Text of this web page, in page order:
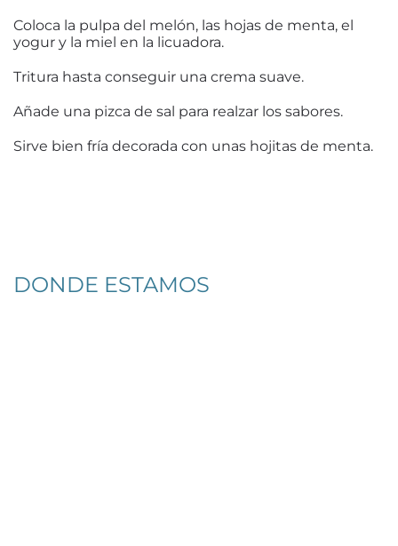
Coloca la pulpa del melón, las hojas de menta, el
yogur y la miel en la licuadora.
Tritura hasta conseguir una crema suave.
Añade una pizca de sal para realzar los sabores.
Sirve bien fría decorada con unas hojitas de menta.
DONDE ESTAMOS